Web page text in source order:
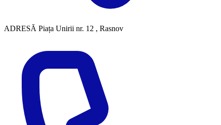
ADRESĂ Piața Unirii nr. 12 , Rasnov